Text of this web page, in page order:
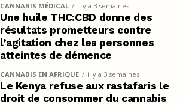
CANNABIS MÉDICAL il y a 3 semaines
Une huile THC:CBD donne des
résultats prometteurs contre
l’agitation chez les personnes
atteintes de démence
CANNABIS EN AFRIQUE il y a 3 semaines
Le Kenya refuse aux rastafaris le
droit de consommer du cannabis